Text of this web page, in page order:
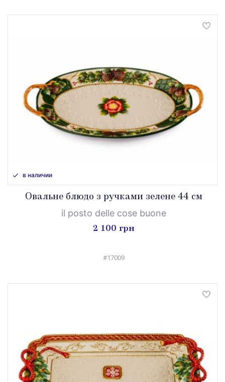
в наличии
Овальне блюдо з ручками зелене 44 см
il posto delle cose buone
2 100 грн
#17009